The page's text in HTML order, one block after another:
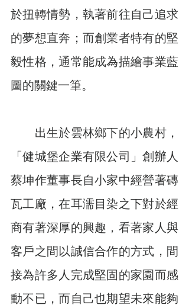
於扭轉情勢，執著前往自己追求
的夢想直奔；而創業者特有的堅
毅性格，通常能成為描繪事業藍
圖的關鍵一筆。
出生於雲林鄉下的小農村，
「健城堡企業有限公司」創辦人
蔡坤作董事長自小家中經營著磚
瓦工廠，在耳濡目染之下對於經
商有著深厚的興趣，看著家人與
客戶之間以誠信合作的方式，間
接為許多人完成堅固的家園而感
動不已，而自己也期望未來能夠